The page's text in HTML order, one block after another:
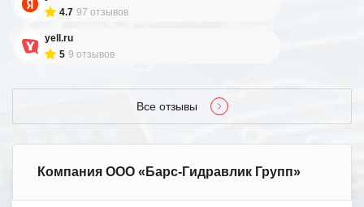
4.7 97 отзывов
yell.ru
5 9 отзывов
Все отзывы
Компания ООО «Барс-Гидравлик Групп»